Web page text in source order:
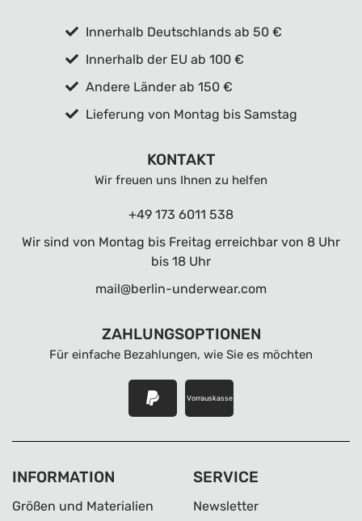
Innerhalb Deutschlands ab 50 €
Innerhalb der EU ab 100 €
Andere Länder ab 150 €
Lieferung von Montag bis Samstag
KONTAKT
Wir freuen uns Ihnen zu helfen
+49 173 6011 538
Wir sind von Montag bis Freitag erreichbar von 8 Uhr
bis 18 Uhr
mail@berlin-underwear.com
ZAHLUNGSOPTIONEN
Für einfache Bezahlungen, wie Sie es möchten
Vorrauskasse
INFORMATION
Größen und Materialien
SERVICE
Newsletter